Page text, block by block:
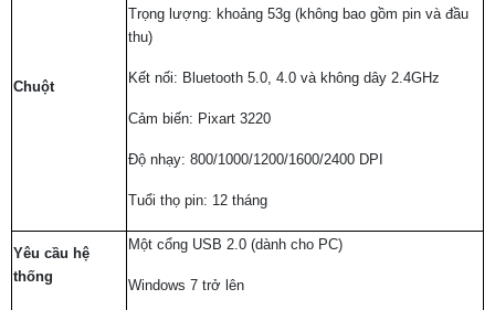
Chuột
Trọng lượng: khoảng 53g (không bao gồm pin và đầu
thu)
Kết nối: Bluetooth 5.0, 4.0 và không dây 2.4GHz
Cảm biến: Pixart 3220
Độ nhạy: 800/1000/1200/1600/2400 DPI
Tuổi thọ pin: 12 tháng
Yêu cầu hệ
thống
Một cổng USB 2.0 (dành cho PC)
Windows 7 trở lên